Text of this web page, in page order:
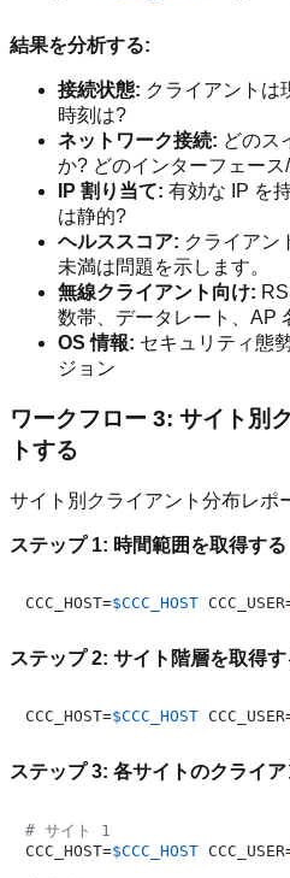
結果を分析する:
接続状態: クライアントは
時刻は?
ネットワーク接続: どのス
か? どのインターフェー
IP 割り当て: 有効な IP を
は静的?
ヘルススコア: クライアン
未満は問題を示します。
無線クライアント向け:
数帯、データレート、AP
OS 情報: セキュリティ態
ジョン
ワークフロー 3: サイト別
トする
サイト別クライアント分布レポ
ステップ 1: 時間範囲を取得する
CCC_HOST=$CCC_HOST
ステップ 2: サイト階層を取得す
CCC_HOST=$CCC_HOST
ステップ 3: 各サイトのクライ
# サイト 1
CCC_HOST=$CCC_HOST